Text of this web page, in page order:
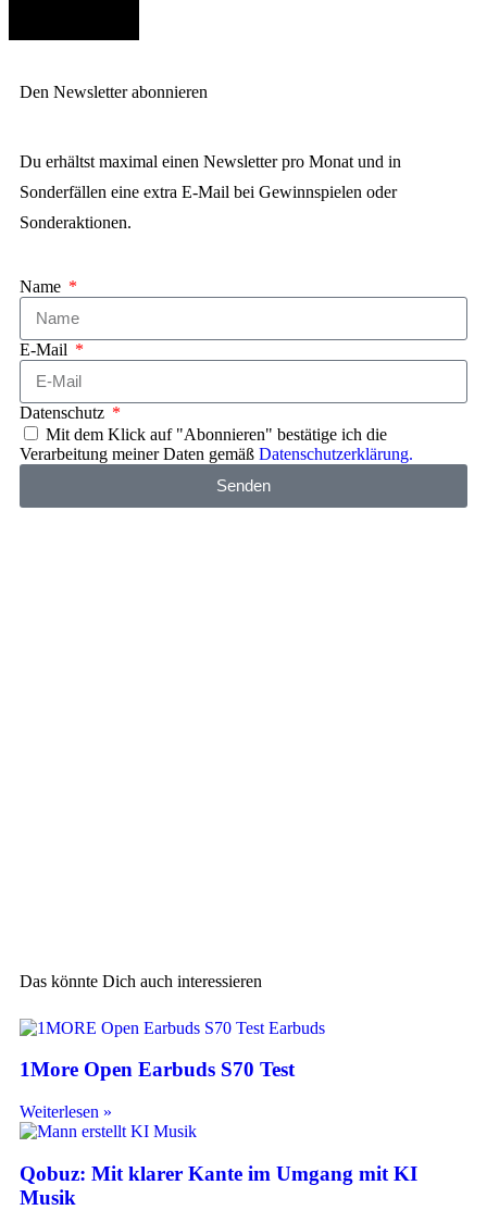
Den Newsletter abonnieren
Du erhältst maximal einen Newsletter pro Monat und in
Sonderfällen eine extra E-Mail bei Gewinnspielen oder
Sonderaktionen.
Name
E-Mail
Datenschutz
Mit dem Klick auf "Abonnieren" bestätige ich die
Verarbeitung meiner Daten gemäß Datenschutzerklärung.
Senden
Das könnte Dich auch interessieren
1More Open Earbuds S70 Test
Weiterlesen »
Qobuz: Mit klarer Kante im Umgang mit KI
Musik